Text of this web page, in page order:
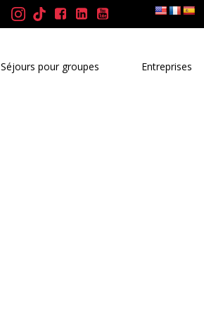
Séjours pour groupes Entreprises